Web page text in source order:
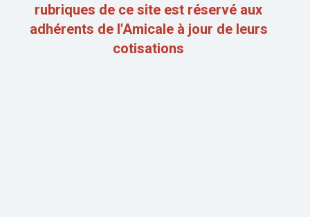
rubriques de ce site est réservé aux
adhérents de l'Amicale à jour de leurs
cotisations